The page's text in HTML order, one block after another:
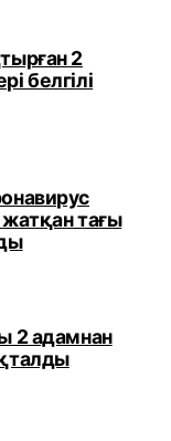
2
белгілі
тағы
2 адамнан